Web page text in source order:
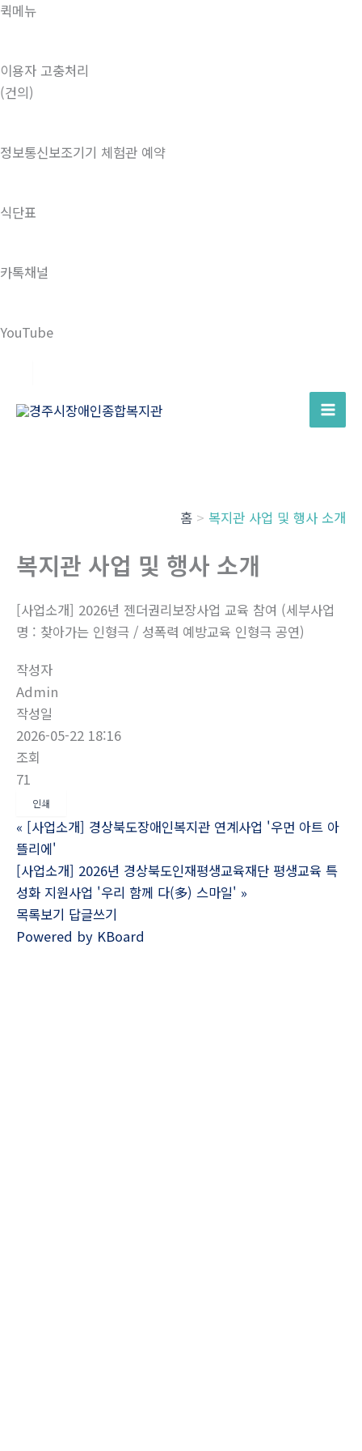
퀵메뉴
이용자 고충처리
(건의)
정보통신보조기기 체험관 예약
식단표
카톡채널
YouTube
홈 복지관 사업 및 행사 소개
복지관 사업 및 행사 소개
[사업소개] 2026년 젠더권리보장사업 교육 참여 (세부사업
명 : 찾아가는 인형극 / 성폭력 예방교육 인형극 공연)
작성자
Admin
작성일
2026-05-22 18:16
조회
71
인쇄
« [사업소개] 경상북도장애인복지관 연계사업 '우먼 아트 아
뜰리에'
[사업소개] 2026년 경상북도인재평생교육재단 평생교육 특
성화 지원사업 '우리 함께 다(多) 스마일' »
목록보기 답글쓰기
Powered by KBoard